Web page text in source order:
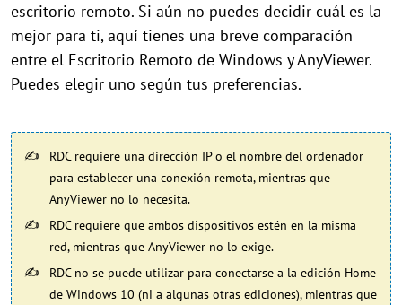
escritorio remoto. Si aún no puedes decidir cuál es la
mejor para ti, aquí tienes una breve comparación
entre el Escritorio Remoto de Windows y AnyViewer.
Puedes elegir uno según tus preferencias.
RDC requiere una dirección IP o el nombre del ordenador
para establecer una conexión remota, mientras que
AnyViewer no lo necesita.
RDC requiere que ambos dispositivos estén en la misma
red, mientras que AnyViewer no lo exige.
RDC no se puede utilizar para conectarse a la edición Home
de Windows 10 (ni a algunas otras ediciones), mientras que